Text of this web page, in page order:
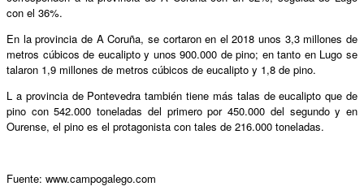
con el 36%.
En la provincia de A Coruña, se cortaron en el 2018 unos 3,3 millones de
metros cúbicos de eucalipto y unos 900.000 de pino; en tanto en Lugo se
talaron 1,9 millones de metros cúbicos de eucalipto y 1,8 de pino.
L a provincia de Pontevedra también tiene más talas de eucalipto que de
pino con 542.000 toneladas del primero por 450.000 del segundo y en
Ourense, el pino es el protagonista con tales de 216.000 toneladas.
Fuente: www.campogalego.com